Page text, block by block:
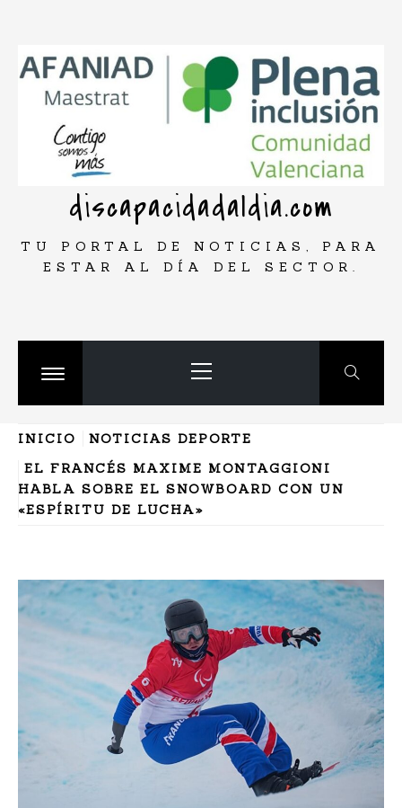
contenido
discapacidadaldia.com
TU PORTAL DE NOTICIAS, PARA
ESTAR AL DÍA DEL SECTOR.
Cambiar
principal
INICIO
NOTICIAS DEPORTE
EL FRANCÉS MAXIME MONTAGGIONI
HABLA SOBRE EL SNOWBOARD CON UN
«ESPÍRITU DE LUCHA»